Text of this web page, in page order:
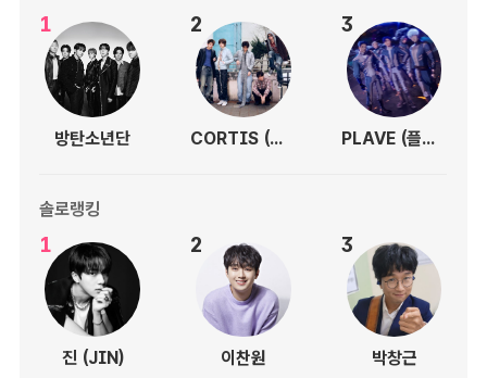
1
방탄소년단
2
CORTIS (코르티스)
3
PLAVE (플레이브)
솔로랭킹
1
진 (JIN)
2
이찬원
3
박창근